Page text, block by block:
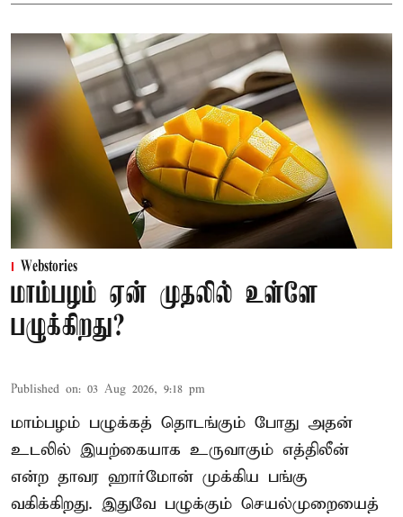
Webstories
மாம்பழம் ஏன் முதலில் உள்ளே
பழுக்கிறது?
Published on: 03 Aug 2026, 9:18 pm
மாம்பழம் பழுக்கத் தொடங்கும் போது அதன்
உடலில் இயற்கையாக உருவாகும் எத்திலீன்
என்ற தாவர ஹார்மோன் முக்கிய பங்கு
வகிக்கிறது. இதுவே பழுக்கும் செயல்முறையைத்